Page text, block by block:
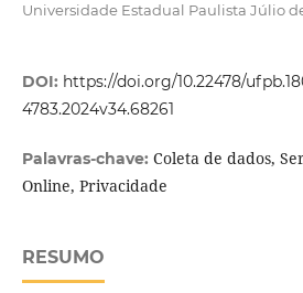
Universidade Estadual Paulista Júlio
DOI: https://doi.org/10.22478/
4783.2024v34.68261
Palavras-chave: Coleta de dados,
Online, Privacidade
RESUMO